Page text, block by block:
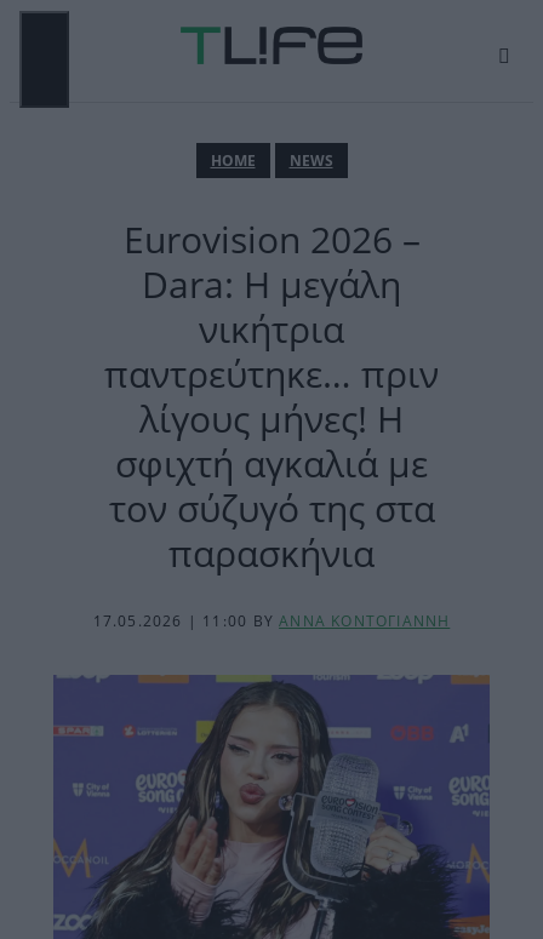
Μετάβαση
ΗΟΜΕ NEWS
Eurovision 2026 –
Dara: Η μεγάλη
νικήτρια
παντρεύτηκε… πριν
λίγους μήνες! Η
σφιχτή αγκαλιά με
τον σύζυγό της στα
παρασκήνια
17.05.2026 | 11:00 BYΑΝΝΑ ΚΟΝΤΟΓΙΑΝΝΗ